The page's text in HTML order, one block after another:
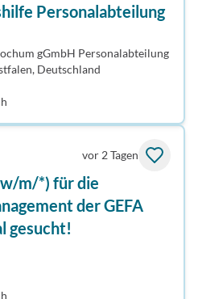
Personalabteilung
gGmbH Personalabteilung
Deutschland
vor 2 Tagen
m/*) für die
der GEFA
gesucht!